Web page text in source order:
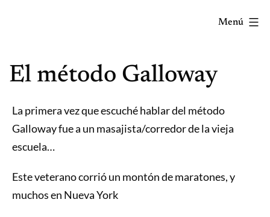
mola...
lo
sabes!
Menú
El método Galloway
La primera vez que escuché hablar del método
Galloway fue a un masajista/corredor de la vieja
escuela…
Este veterano corrió un montón de maratones, y
muchos en Nueva York